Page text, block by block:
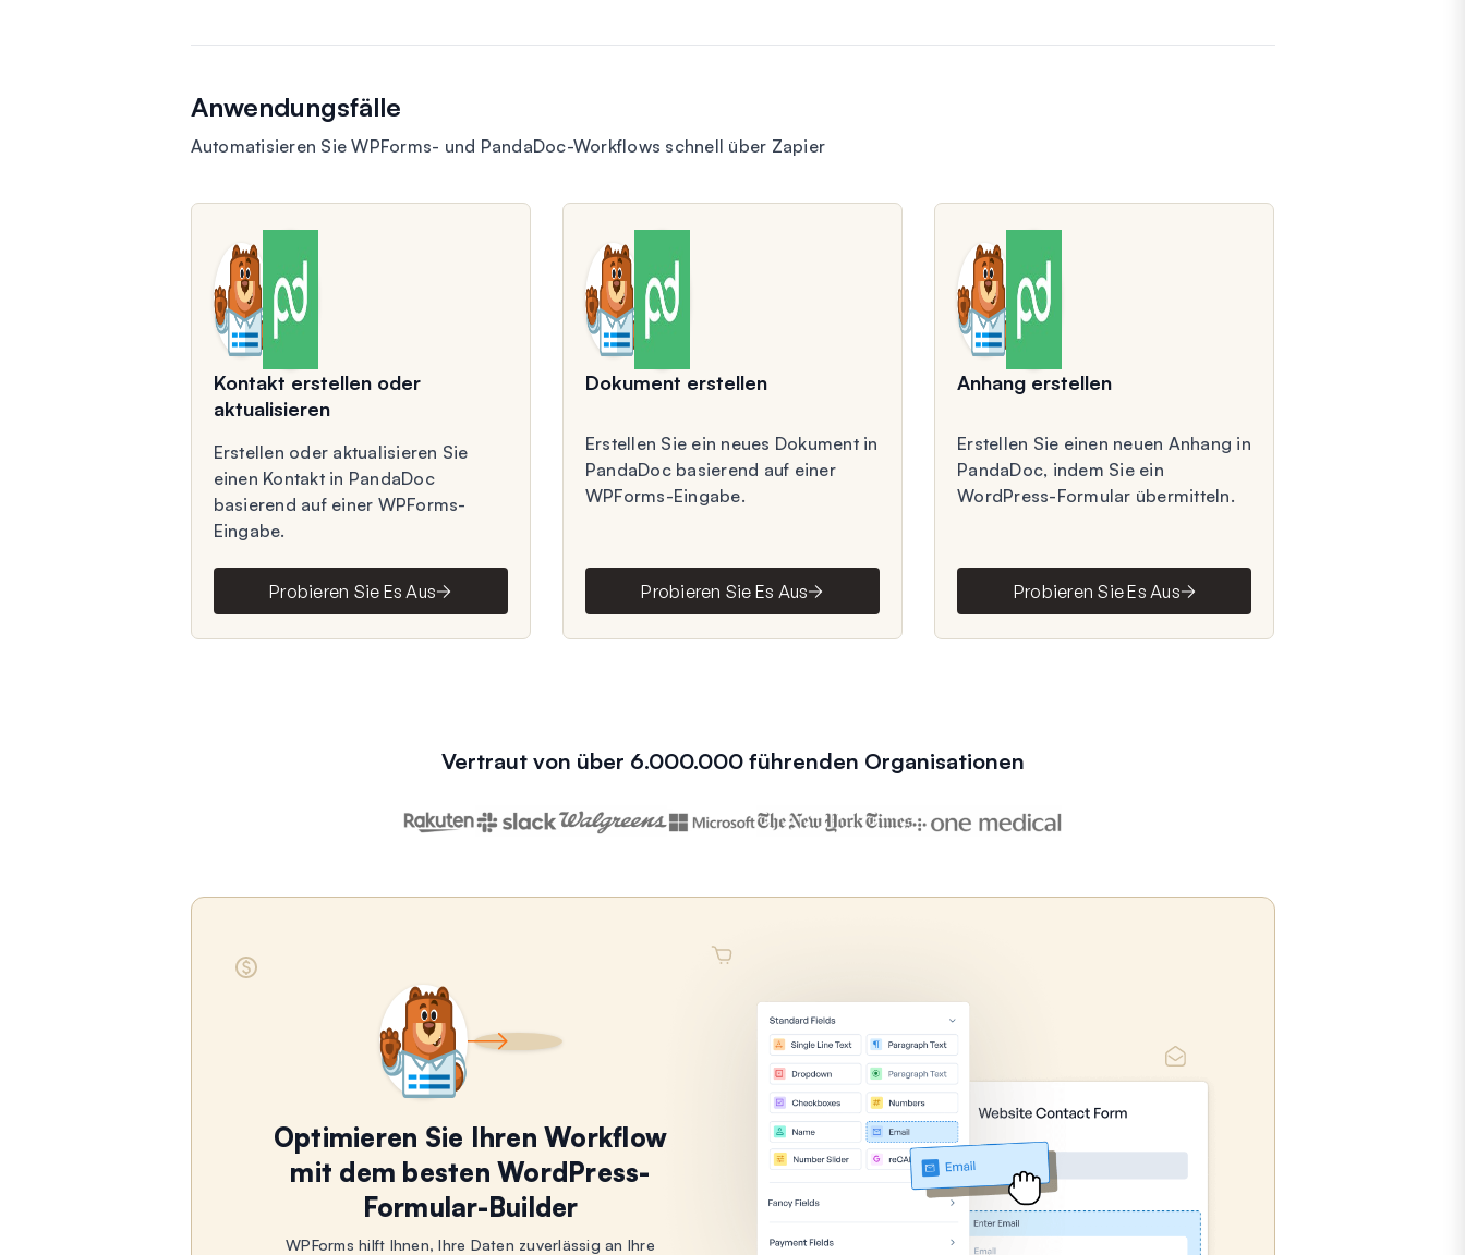
Anwendungsfälle
Automatisieren Sie WPForms- und PandaDoc-Workflows schnell über Zapier
Kontakt erstellen oder
aktualisieren
Erstellen oder aktualisieren Sie
einen Kontakt in PandaDoc
basierend auf einer WPForms-
Eingabe.
Probieren Sie Es Aus
Dokument erstellen
Erstellen Sie ein neues Dokument in
PandaDoc basierend auf einer
WPForms-Eingabe.
Probieren Sie Es Aus
Anhang erstellen
Erstellen Sie einen neuen Anhang in
PandaDoc, indem Sie ein
WordPress-Formular übermitteln.
Probieren Sie Es Aus
Vertraut von über 6.000.000 führenden Organisationen
Optimieren Sie Ihren Workflow
mit dem besten WordPress-
Formular-Builder
WPForms hilft Ihnen, Ihre Daten zuverlässig an Ihre